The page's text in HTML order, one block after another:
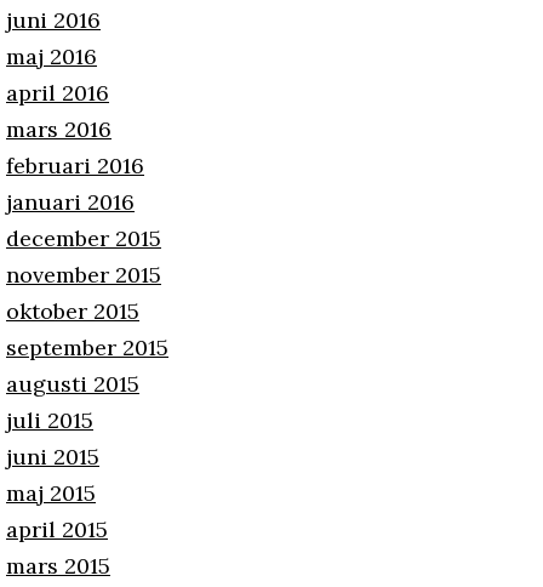
juni 2016
maj 2016
april 2016
mars 2016
februari 2016
januari 2016
december 2015
november 2015
oktober 2015
september 2015
augusti 2015
juli 2015
juni 2015
maj 2015
april 2015
mars 2015